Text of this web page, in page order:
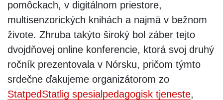
pomôckach, v digitálnom priestore,
multisenzorických knihách a najmä v bežnom
živote. Zhruba takýto široký bol záber tejto
dvojdňovej online konferencie, ktorá svoj druhý
ročník prezentovala v Nórsku, pričom týmto
srdečne ďakujeme organizátorom zo
StatpedStatlig spesialpedagogisk tjeneste,